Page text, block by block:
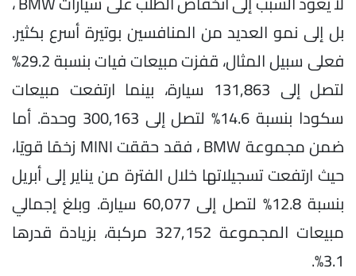
بل إلى نمو العديد من المنافسين بوتيرة أسرع بكثير.
فعلى سبيل المثال، قفزت مبيعات فيات بنسبة 29.2%
لتصل إلى 131,863 سيارة، بينما ارتفعت مبيعات
سكودا بنسبة 14.6% لتصل إلى 300,163 وحدة. أما
ضمن مجموعة BMW ، فقد حققت MINI زخمًا قويًا،
حيث ارتفعت تسجيلاتها خلال الفترة من يناير إلى أبريل
بنسبة 12.8% لتصل إلى 60,077 سيارة. وبلغ إجمالي
مبيعات المجموعة 327,152 مركبة، بزيادة قدرها
3.1%.